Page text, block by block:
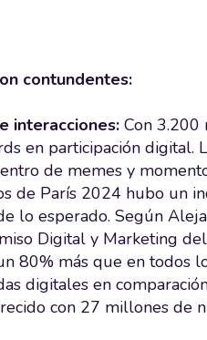
contundentes:
interacciones:Con 3.200
en participación digital.
de memes y
de París 2024 hubo un
lo esperado. Según
Digital y Marketing
80% más que en todos
digitales en
con 27 millones de